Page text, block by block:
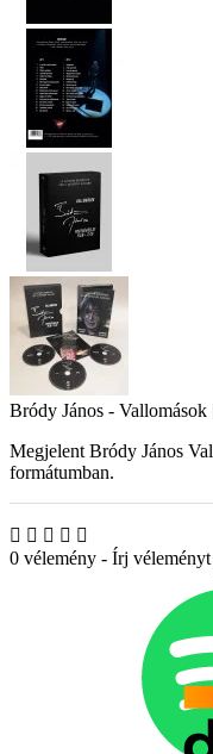
Bródy János -
Megjelent Bródy János
formátumban.
0 vélemény - Írj